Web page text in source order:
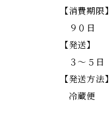
【消費期限
９０日
【発送】
３〜５日
【発送方法
冷蔵便